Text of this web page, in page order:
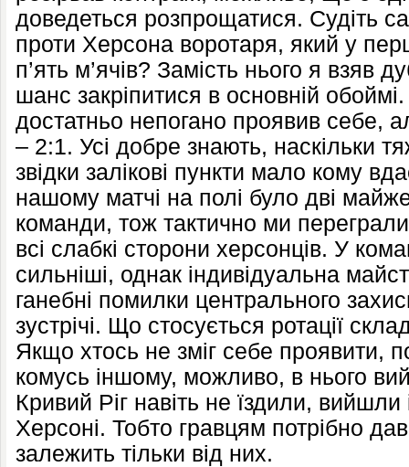
доведеться розпрощатися. Судіть
проти Херсона воротаря, який у
п’ять м’ячів? Замість нього я взяв
шанс закріпитися в основній
достатньо непогано проявив себе,
– 2:1. Усі добре знають, наскільки
звідки залікові пункти мало кому
нашому матчі на полі було дві
команди, тож тактично ми
всі слабкі сторони херсонців. У
сильніші, однак індивідуальна
ганебні помилки центрального
зустрічі. Що стосується ротації
Якщо хтось не зміг себе проявити,
комусь іншому, можливо, в нього
Кривий Ріг навіть не їздили,
Херсоні. Тобто гравцям потрібно
залежить тільки від них.